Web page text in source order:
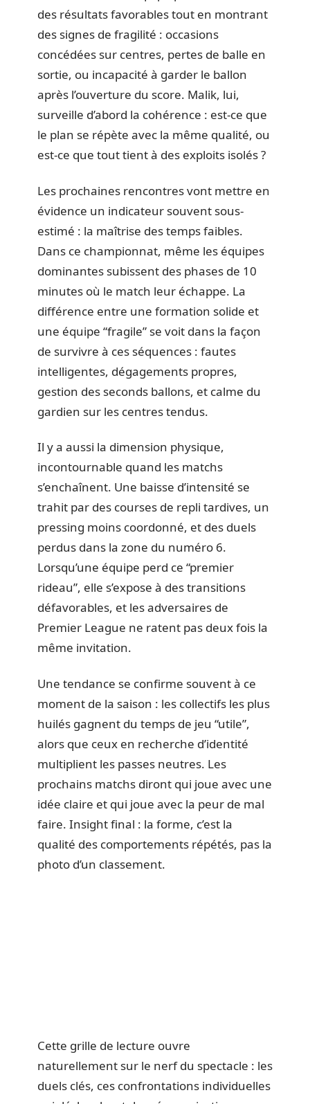
des résultats favorables tout en montrant
des signes de fragilité : occasions
concédées sur centres, pertes de balle en
sortie, ou incapacité à garder le ballon
après l’ouverture du score. Malik, lui,
surveille d’abord la cohérence : est-ce que
le plan se répète avec la même qualité, ou
est-ce que tout tient à des exploits isolés ?
Les prochaines rencontres vont mettre en
évidence un indicateur souvent sous-
estimé : la maîtrise des temps faibles.
Dans ce championnat, même les équipes
dominantes subissent des phases de 10
minutes où le match leur échappe. La
différence entre une formation solide et
une équipe “fragile” se voit dans la façon
de survivre à ces séquences : fautes
intelligentes, dégagements propres,
gestion des seconds ballons, et calme du
gardien sur les centres tendus.
Il y a aussi la dimension physique,
incontournable quand les matchs
s’enchaînent. Une baisse d’intensité se
trahit par des courses de repli tardives, un
pressing moins coordonné, et des duels
perdus dans la zone du numéro 6.
Lorsqu’une équipe perd ce “premier
rideau”, elle s’expose à des transitions
défavorables, et les adversaires de
Premier League ne ratent pas deux fois la
même invitation.
Une tendance se confirme souvent à ce
moment de la saison : les collectifs les plus
huilés gagnent du temps de jeu “utile”,
alors que ceux en recherche d’identité
multiplient les passes neutres. Les
prochains matchs diront qui joue avec une
idée claire et qui joue avec la peur de mal
faire. Insight final : la forme, c’est la
qualité des comportements répétés, pas la
photo d’un classement.
Cette grille de lecture ouvre
naturellement sur le nerf du spectacle : les
duels clés, ces confrontations individuelles